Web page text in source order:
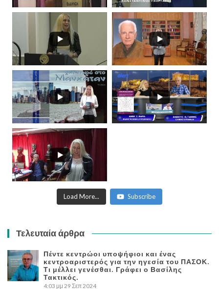
Load More... Subscribe
Τελευταία άρθρα
Πέντε κεντρώοι υποψήφιοι και ένας
κεντροαριστερός για την ηγεσία του ΠΑΣΟΚ.
Τι μέλλει γενέσθαι. Γράφει ο Βασίλης
Τακτικός.
4:03 μμ 29 Σεπ 2024